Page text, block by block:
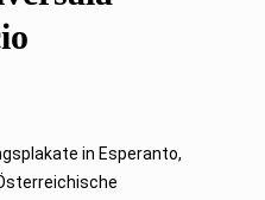
in Esperanto,